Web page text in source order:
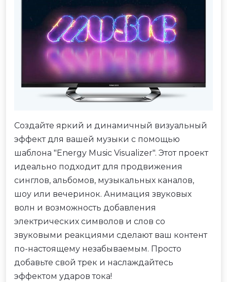
Создайте яркий и динамичный визуальный
эффект для вашей музыки с помощью
шаблона "Energy Music Visualizer". Этот проект
идеально подходит для продвижения
синглов, альбомов, музыкальных каналов,
шоу или вечеринок. Анимация звуковых
волн и возможность добавления
электрических символов и слов со
звуковыми реакциями сделают ваш контент
по-настоящему незабываемым. Просто
добавьте свой трек и наслаждайтесь
эффектом ударов тока!